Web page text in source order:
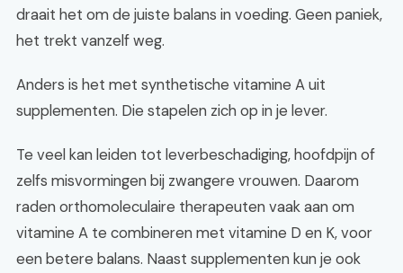
draait het om de juiste balans in voeding. Geen paniek,
het trekt vanzelf weg.
Anders is het met synthetische vitamine A uit
supplementen. Die stapelen zich op in je lever.
Te veel kan leiden tot leverbeschadiging, hoofdpijn of
zelfs misvormingen bij zwangere vrouwen. Daarom
raden orthomoleculaire therapeuten vaak aan om
vitamine A te combineren met vitamine D en K, voor
een betere balans. Naast supplementen kun je ook